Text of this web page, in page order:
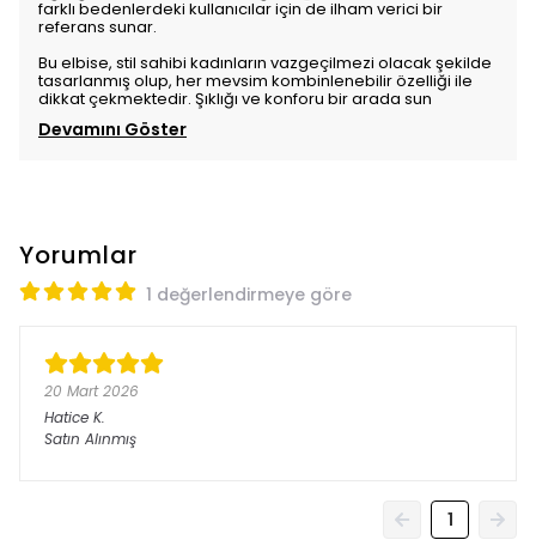
farklı bedenlerdeki kullanıcılar için de ilham verici bir
referans sunar.
Bu elbise, stil sahibi kadınların vazgeçilmezi olacak şekilde
tasarlanmış olup, her mevsim kombinlenebilir özelliği ile
dikkat çekmektedir. Şıklığı ve konforu bir arada sun
Devamını Göster
Yorumlar
1 değerlendirmeye göre
20 Mart 2026
Hatice K.
Satın Alınmış
1